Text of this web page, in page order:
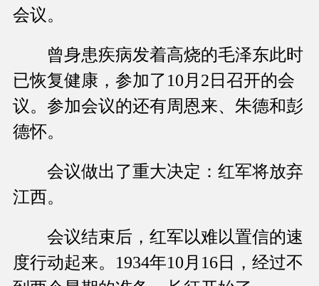
会议。
曾身患疾病发着高烧的毛泽东此时
已恢复健康，参加了10月2日召开的会
议。参加会议的还有周恩来、朱德和彭
德怀。
会议做出了重大决定：红军将放弃
江西。
会议结束后，红军以难以置信的速
度行动起来。1934年10月16日，经过不